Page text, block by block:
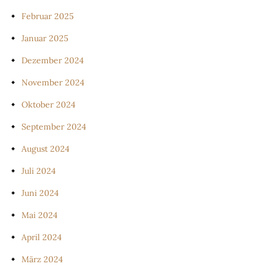
Februar 2025
Januar 2025
Dezember 2024
November 2024
Oktober 2024
September 2024
August 2024
Juli 2024
Juni 2024
Mai 2024
April 2024
März 2024